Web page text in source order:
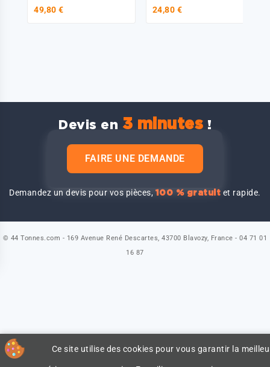
81637336072
49,80 €
TGA/TGL/TGM/TGS/TGX
24,80 €
Devis en 3 minutes !
FAIRE UNE DEMANDE
Demandez un devis pour vos pièces,100 % gratuit et rapide.
Ce site utilise des cookies pour vous garantir la
© 44 Tonnes.com - 169 Avenue René Descartes, 43700 Blavozy, France - 04 71 01
16 87